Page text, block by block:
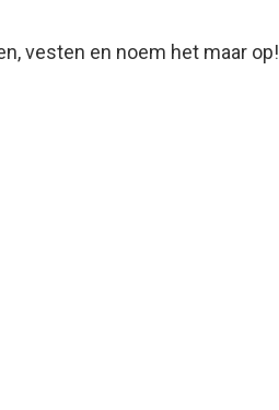
vesten en noem het maar op!